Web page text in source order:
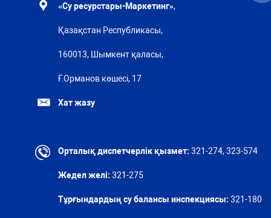
«Су ресурстары-Маркетинг»,
Қазақстан Республикасы,
160013, Шымкент қаласы,
Ғ.Орманов көшесі, 17
Хат жазу
Орталық диспетчерлік қызмет: 321-274, 323-574
Жедел желі: 321-275
Тұрғындардың су балансы инспекциясы: 321-180